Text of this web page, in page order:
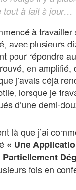
tout à fait à jour…
à travailler
avec plusieurs
pour répondre
en amplifié,
j’avais déjà
lorsque je
d’une demi-
là que j’ai
« Une
fois en